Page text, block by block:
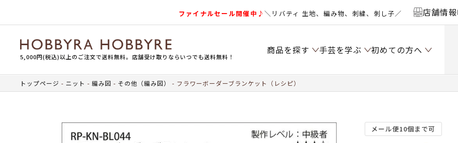
ファイナルセール開催中♪＼リバティ 生地、編み物、刺繍、刺し子／ 店舗情報
5,000円(税込)以上のご注文で送料無料。店舗受け取りならいつでも送料無料！
商品を探す 手芸を学ぶ 初めての方へ
トップページ ニット 編み図 その他（編み図） フラワーボーダーブランケット（レシピ）
メール便10個まで可